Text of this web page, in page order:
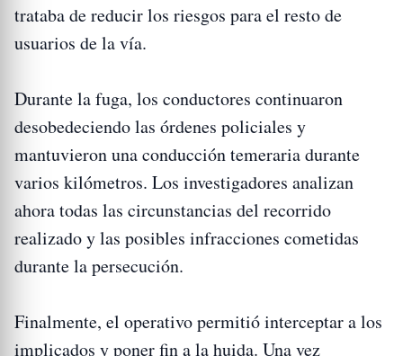
trataba de reducir los riesgos para el resto de
usuarios de la vía.
Durante la fuga, los conductores continuaron
desobedeciendo las órdenes policiales y
mantuvieron una conducción temeraria durante
varios kilómetros. Los investigadores analizan
ahora todas las circunstancias del recorrido
realizado y las posibles infracciones cometidas
durante la persecución.
Finalmente, el operativo permitió interceptar a los
implicados y poner fin a la huida. Una vez